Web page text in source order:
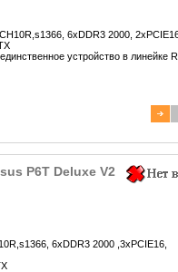
6xDDR3 2000,
устройство в линейке
P6T Deluxe V2
6xDDR3 2000 ,3xPCIE16,